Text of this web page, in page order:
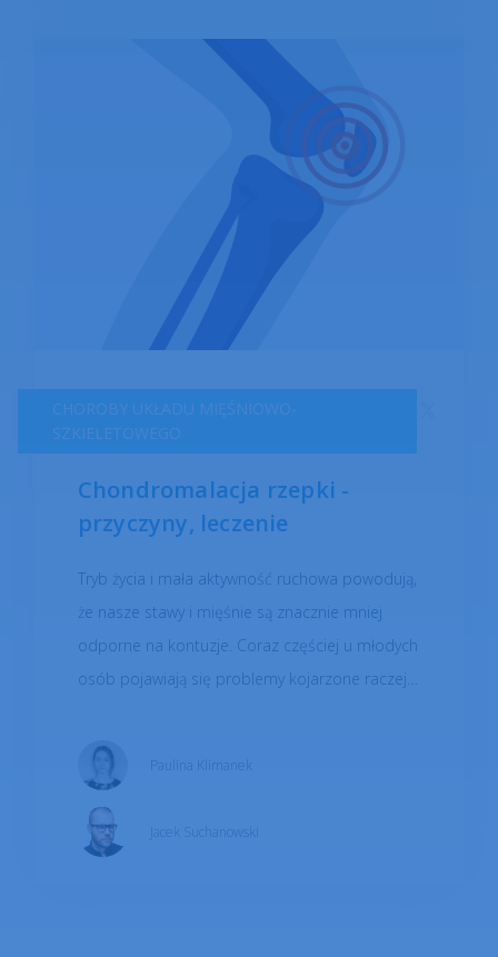
CHOROBY UKŁADU MIĘŚNIOWO-
SZKIELETOWEGO
Chondromalacja rzepki -
przyczyny, leczenie
Tryb życia i mała aktywność ruchowa powodują,
że nasze stawy i mięśnie są znacznie mniej
odporne na kontuzje. Coraz częściej u młodych
osób pojawiają się problemy kojarzone raczej z
zmiany zwyrodnieniowe to jedne z nich. Jedną z
przyczyn odczuwanego bólu może być właśnie
chondromalacja.
Paulina Klimanek
Jacek Suchanowski